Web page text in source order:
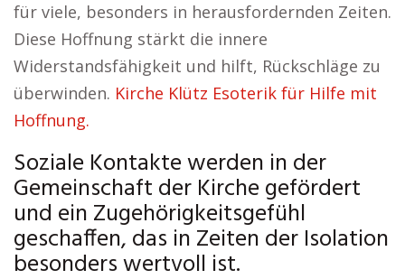
für viele, besonders in herausfordernden Zeiten.
Diese Hoffnung stärkt die innere
Widerstandsfähigkeit und hilft, Rückschläge zu
überwinden. Kirche Klütz Esoterik für Hilfe mit
Hoffnung.
Soziale Kontakte werden in der
Gemeinschaft der Kirche gefördert
und ein Zugehörigkeitsgefühl
geschaffen, das in Zeiten der Isolation
besonders wertvoll ist.